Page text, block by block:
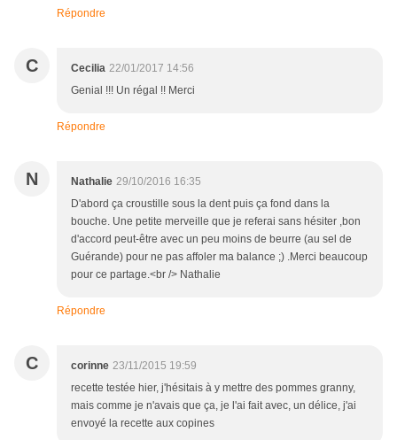
Répondre
C Cecilia 22/01/2017 14:56
Genial !!! Un régal !! Merci
Répondre
N Nathalie 29/10/2016 16:35
D'abord ça croustille sous la dent puis ça fond dans la
bouche. Une petite merveille que je referai sans hésiter ,bon
d'accord peut-être avec un peu moins de beurre (au sel de
Guérande) pour ne pas affoler ma balance ;) .Merci beaucoup
pour ce partage.<br /> Nathalie
Répondre
C corinne 23/11/2015 19:59
recette testée hier, j'hésitais à y mettre des pommes granny,
mais comme je n'avais que ça, je l'ai fait avec, un délice, j'ai
envoyé la recette aux copines